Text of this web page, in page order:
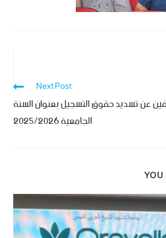
Next Post
عن تسديد حقوق التسجيل بعنوان السنة
الجامعية 2025/2026